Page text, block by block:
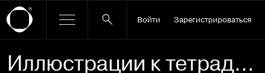
Войти Зарегистрироваться
Иллюстрации к тетрадям в аниме манга стиле